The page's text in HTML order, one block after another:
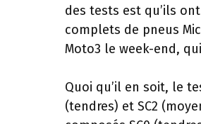
des tests est qu’ils
complets de pneus
Moto3 le week-end,
Quoi qu’il en soit, le
(tendres) et SC2